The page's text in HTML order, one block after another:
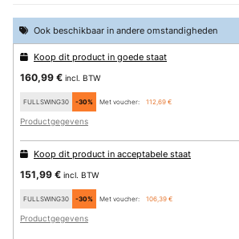
Ook beschikbaar in andere omstandigheden
Koop dit product in goede staat
160,99 € incl. BTW
FULLSWING30 -30% Met voucher: 112,69 €
Productgegevens
Koop dit product in acceptabele staat
151,99 € incl. BTW
FULLSWING30 -30% Met voucher: 106,39 €
Productgegevens